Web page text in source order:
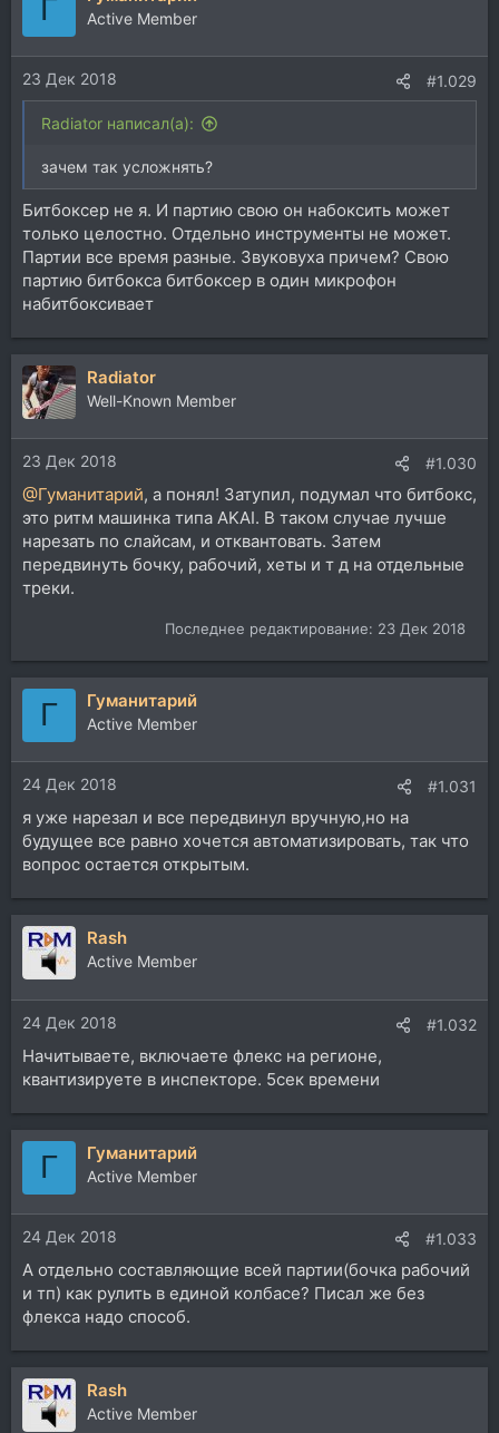
Г Active Member
23 Дек 2018 #1.029
Radiator написал(а):
зачем так усложнять?
Битбоксер не я. И партию свою он набоксить может
только целостно. Отдельно инструменты не может.
Партии все время разные. Звуковуха причем? Свою
партию битбокса битбоксер в один микрофон
набитбоксивает
Radiator
Well-Known Member
23 Дек 2018 #1.030
@Гуманитарий, а понял! Затупил, подумал что битбокс,
это ритм машинка типа AKAI. В таком случае лучше
нарезать по слайсам, и отквантовать. Затем
передвинуть бочку, рабочий, хеты и т д на отдельные
треки.
Последнее редактирование: 23 Дек 2018
Г Гуманитарий
Active Member
24 Дек 2018 #1.031
я уже нарезал и все передвинул вручную,но на
будущее все равно хочется автоматизировать, так что
вопрос остается открытым.
Rash
Active Member
24 Дек 2018 #1.032
Начитываете, включаете флекс на регионе,
квантизируете в инспекторе. 5сек времени
Г Гуманитарий
Active Member
24 Дек 2018 #1.033
А отдельно составляющие всей партии(бочка рабочий
и тп) как рулить в единой колбасе? Писал же без
флекса надо способ.
Rash
Active Member